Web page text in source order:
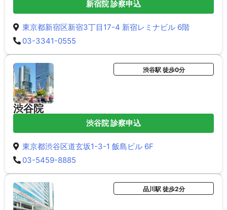
新宿院 診察申込
東京都新宿区新宿3丁目17-4 新宿レミナビル 6階
03-3341-0555
渋谷院
渋谷駅 徒歩0分
渋谷院 診察申込
東京都渋谷区道玄坂1-3-1 飯島ビル 6F
03-5459-8885
品川駅 徒歩2分